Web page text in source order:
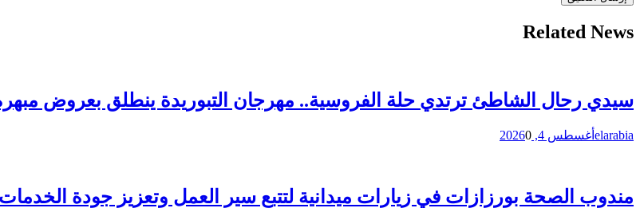
Related News
سيدي رحال الشاطئ ترتدي حلة الفروسية.. مهرجان التبوريدة ينطلق بعروض مبهرة ومشاركة
elarabia أغسطس 4, 2026 0
مندوب الصحة بورزازات في زيارات ميدانية لتتبع سير العمل وتعزيز جودة